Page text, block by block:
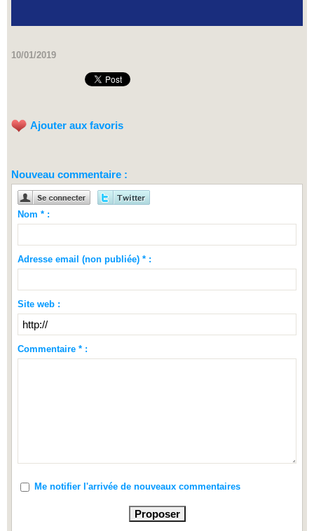
10/01/2019
Ajouter aux favoris
Nouveau commentaire :
Nom * :
Adresse email (non publiée) * :
Site web :
Commentaire * :
Me notifier l'arrivée de nouveaux commentaires